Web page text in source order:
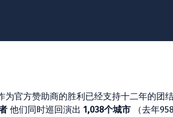
为官方赞助商的胜利已经支持十二年的团
他们同时巡回演出 1,038个城市 （去年